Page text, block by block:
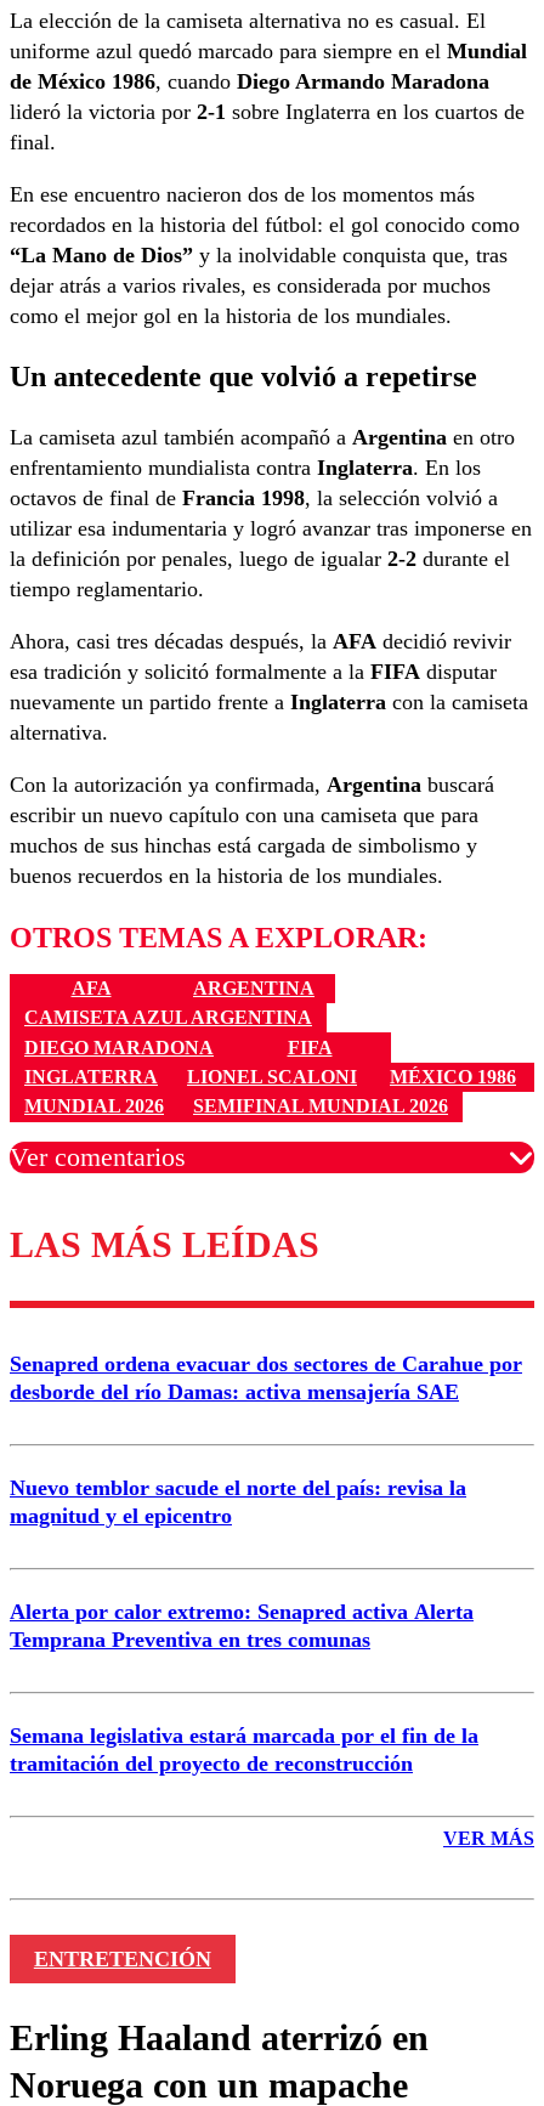
La elección de la camiseta alternativa no es casual. El
uniforme azul quedó marcado para siempre en el Mundial
de México 1986, cuando Diego Armando Maradona
lideró la victoria por 2-1 sobre Inglaterra en los cuartos de
final.
En ese encuentro nacieron dos de los momentos más
recordados en la historia del fútbol: el gol conocido como
“La Mano de Dios” y la inolvidable conquista que, tras
dejar atrás a varios rivales, es considerada por muchos
como el mejor gol en la historia de los mundiales.
Un antecedente que volvió a repetirse
La camiseta azul también acompañó a Argentina en otro
enfrentamiento mundialista contra Inglaterra. En los
octavos de final de Francia 1998, la selección volvió a
utilizar esa indumentaria y logró avanzar tras imponerse en
la definición por penales, luego de igualar 2-2 durante el
tiempo reglamentario.
Ahora, casi tres décadas después, la AFA decidió revivir
esa tradición y solicitó formalmente a la FIFA disputar
nuevamente un partido frente a Inglaterra con la camiseta
alternativa.
Con la autorización ya confirmada, Argentina buscará
escribir un nuevo capítulo con una camiseta que para
muchos de sus hinchas está cargada de simbolismo y
buenos recuerdos en la historia de los mundiales.
OTROS TEMAS A EXPLORAR:
AFA
ARGENTINA
CAMISETA AZUL ARGENTINA
DIEGO MARADONA
FIFA
INGLATERRA
LIONEL SCALONI
MÉXICO 1986
MUNDIAL 2026
SEMIFINAL MUNDIAL 2026
Ver comentarios
Los comentarios son moderados para garantizar un
diálogo respetuoso.
Nombre
Correo
LAS MÁS LEÍDAS
Senapred ordena evacuar dos sectores de Carahue por
desborde del río Damas: activa mensajería SAE
Nuevo temblor sacude el norte del país: revisa la
magnitud y el epicentro
Alerta por calor extremo: Senapred activa Alerta
Temprana Preventiva en tres comunas
Semana legislativa estará marcada por el fin de la
tramitación del proyecto de reconstrucción
VER MÁS
ENTRETENCIÓN
Erling Haaland aterrizó en
Noruega con un mapache